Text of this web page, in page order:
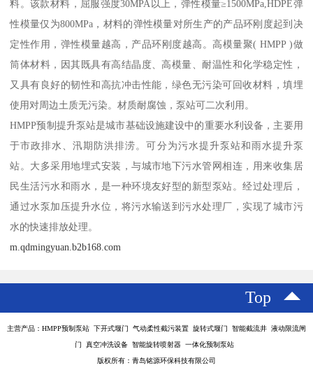
料。该款材料，屈服强度30MPA以上，弹性模量≥1500MPa,HDPE弹
性模量仅为800MPa，材料的弹性模量对所生产的产品环刚度起到决
定性作用，弹性模量越高，产品环刚度越高。高模量聚( HMPP )做
筒体材料，因其既具有高结晶度、高模量、耐温性和化学稳定性，
又具有良好的韧性和高抗冲击性能，绿色无污染可回收材料，填埋
使用对周边土质无污染。材质耐腐蚀，泵站可二次利用。
HMPP预制提升泵站是城市基础设施建设中的重要水利设备，主要用
于市政排水、汛期防洪排涝。可分为污水提升泵站和雨水提升泵
站。大多采用地埋式安装，与城市地下污水管网相连，用来收集居
民生活污水和雨水，是一种环境友好型的新型泵站。经过处理后，
通过水泵加压提升水位，将污水输送到污水处理厂，实现了城市污
水的快速排放处理。
m.qdmingyuan.b2b168.com
Top
主营产品：HMPP预制泵站 下开式堰门 气动柔性截污装置 旋转式堰门 智能截流井 液动限流闸
门 真空冲洗设备 智能旋转喷射器 一体化预制泵站
版权所有：青岛铭源环保科技有限公司